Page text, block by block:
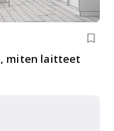
miten laitteet